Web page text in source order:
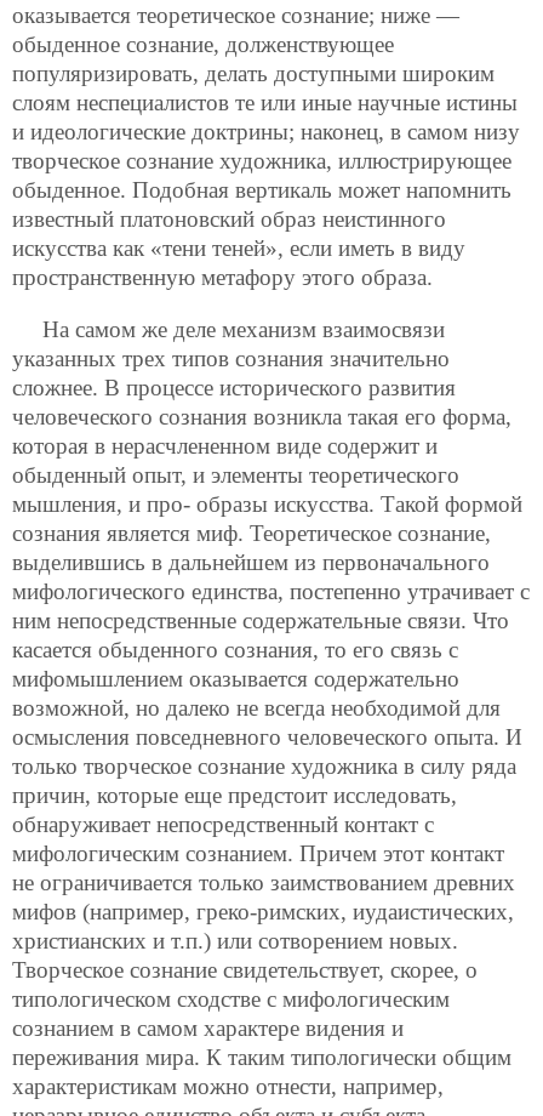
оказывается теоретическое сознание; ниже —
обыденное сознание, долженствующее
популяризировать, делать доступными широким
слоям неспециалистов те или иные научные истины
и идеологические доктрины; наконец, в самом низу
творческое сознание художника, иллюстрирующее
обыденное. Подобная вертикаль может напомнить
известный платоновский образ неистинного
искусства как «тени теней», если иметь в виду
пространственную метафору этого образа.
На самом же деле механизм взаимосвязи
указанных трех типов сознания значительно
сложнее. В процессе исторического развития
человеческого сознания возникла такая его форма,
которая в нерасчлененном виде содержит и
обыденный опыт, и элементы теоретического
мышления, и про- образы искусства. Такой формой
сознания является миф. Теоретическое сознание,
выделившись в дальнейшем из первоначального
мифологического единства, постепенно утрачивает с
ним непосредственные содержательные связи. Что
касается обыденного сознания, то его связь с
мифомышлением оказывается содержательно
возможной, но далеко не всегда необходимой для
осмысления повседневного человеческого опыта. И
только творческое сознание художника в силу ряда
причин, которые еще предстоит исследовать,
обнаруживает непосредственный контакт с
мифологическим сознанием. Причем этот контакт
не ограничивается только заимствованием древних
мифов (например, греко-римских, иудаистических,
христианских и т.п.) или сотворением новых.
Творческое сознание свидетельствует, скорее, о
типологическом сходстве с мифологическим
сознанием в самом характере видения и
переживания мира. К таким типологически общим
характеристикам можно отнести, например,